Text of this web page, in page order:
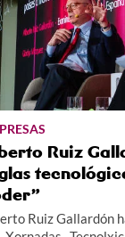
Ruiz
Ruiz Gallardón